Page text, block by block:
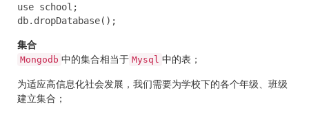
use school;
db.dropDatabase();
集合
Mongodb 中的集合相当于 Mysql 中的表；
为适应高信息化社会发展，我们需要为学校下的各个年级、班级
建立集合；